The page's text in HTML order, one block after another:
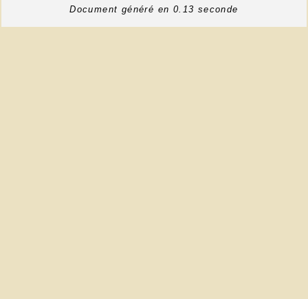
Document généré en 0.13 seconde